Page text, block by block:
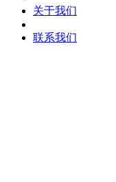
关于我们
联系我们